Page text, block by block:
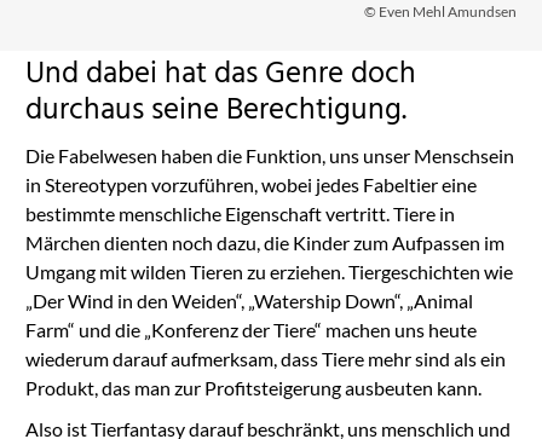
© Even Mehl Amundsen
Und dabei hat das Genre doch
durchaus seine Berechtigung.
Die Fabelwesen haben die Funktion, uns unser Menschsein
in Stereotypen vorzuführen, wobei jedes Fabeltier eine
bestimmte menschliche Eigenschaft vertritt. Tiere in
Märchen dienten noch dazu, die Kinder zum Aufpassen im
Umgang mit wilden Tieren zu erziehen. Tiergeschichten wie
„Der Wind in den Weiden“, „Watership Down“, „Animal
Farm“ und die „Konferenz der Tiere“ machen uns heute
wiederum darauf aufmerksam, dass Tiere mehr sind als ein
Produkt, das man zur Profitsteigerung ausbeuten kann.
Also ist Tierfantasy darauf beschränkt, uns menschlich und